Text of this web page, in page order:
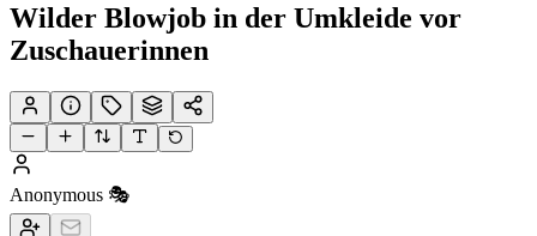
Wilder Blowjob in der Umkleide vor
Zuschauerinnen
Anonymous 🎭